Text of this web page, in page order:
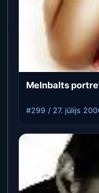
Melnbalts
#299 / 27. jūlijs